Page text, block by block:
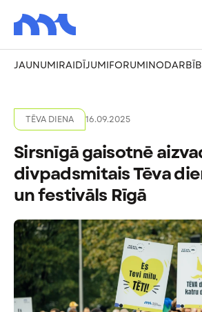
JAUNUMIRAIDĪJUMIFORUMI
TĒVA DIENA 16.09.2025
Sirsnīgā gaisotnē
divpadsmitais Tēva
un festivāls Rīgā